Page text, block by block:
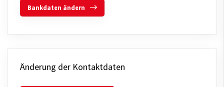
Bankdaten ändern
Änderung der Kontaktdaten